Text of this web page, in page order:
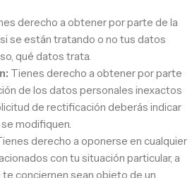
derecho a obtener por parte de la
se están tratando o no tus datos
qué datos trata.
Tienes derecho a obtener por parte
de los datos personales inexactos
de rectificación deberás indicar
modifiquen.
derecho a oponerse en cualquier
con tu situación particular, a
conciernen sean objeto de un